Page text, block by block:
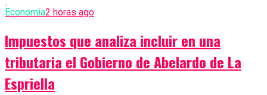
Economia2 horas ago
Impuestos que analiza incluir en una
tributaria el Gobierno de Abelardo de La
Espriella